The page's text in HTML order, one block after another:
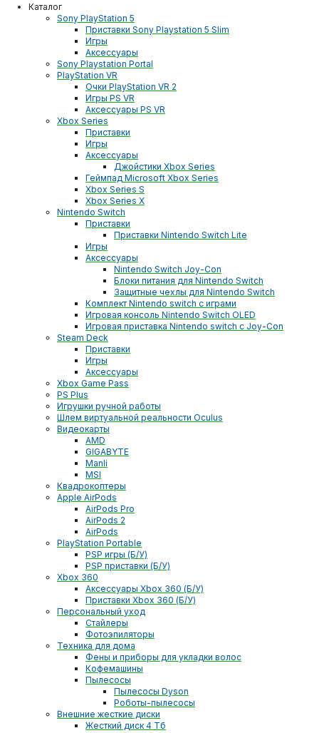
Каталог
Sony PlayStation 5
Приставки Sony Playstation 5 Slim
Игры
Аксессуары
Sony Playstation Portal
PlayStation VR
Очки PlayStation VR 2
Игры PS VR
Аксессуары PS VR
Xbox Series
Приставки
Игры
Аксессуары
Джойстики Xbox Series
Геймпад Microsoft Xbox Series
Xbox Series S
Xbox Series X
Nintendo Switch
Приставки
Приставки Nintendo Switch Lite
Игры
Аксессуары
Nintendo Switch Joy-Con
Блоки питания для Nintendo Switch
Защитные чехлы для Nintendo Switch
Комплект Nintendo switch с играми
Игровая консоль Nintendo Switch OLED
Игровая приставка Nintendo switch с Joy-Con
Steam Deck
Приставки
Игры
Аксессуары
Xbox Game Pass
PS Plus
Игрушки ручной работы
Шлем виртуальной реальности Oculus
Видеокарты
AMD
GIGABYTE
Manli
MSI
Квадрокоптеры
Apple AirPods
AirPods Pro
AirPods 2
AirPods
PlayStation Portable
PSP игры (Б/У)
PSP приставки (Б/У)
Xbox 360
Аксессуары Xbox 360 (Б/У)
Приставки Xbox 360 (Б/У)
Персональный уход
Стайлеры
Фотоэпиляторы
Техника для дома
Фены и приборы для укладки волос
Кофемашины
Пылесосы
Пылесосы Dyson
Роботы-пылесосы
Внешние жесткие диски
Жесткий диск 4 Тб